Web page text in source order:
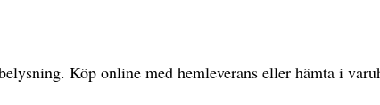
Köp online med hemleverans eller hämta i